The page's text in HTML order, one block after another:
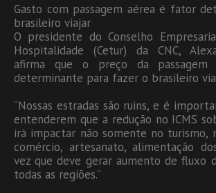
Gasto com passagem aérea é fator
brasileiro viajar
O presidente do Conselho
Hospitalidade (Cetur) da CNC,
afirma que o preço da
determinante para fazer o brasileiro
“Nossas estradas são ruins, e é
entenderem que a redução no ICMS
irá impactar não somente no turismo,
comércio, artesanato, alimentação
vez que deve gerar aumento de fluxo
todas as regiões.”